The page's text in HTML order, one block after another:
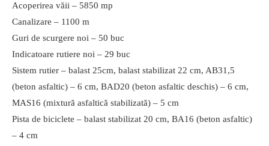
Acoperirea văii – 5850 mp
Canalizare – 1100 m
Guri de scurgere noi – 50 buc
Indicatoare rutiere noi – 29 buc
Sistem rutier – balast 25cm, balast stabilizat 22 cm, AB31,5
(beton asfaltic) – 6 cm, BAD20 (beton asfaltic deschis) – 6 cm,
MAS16 (mixtură asfaltică stabilizată) – 5 cm
Pista de biciclete – balast stabilizat 20 cm, BA16 (beton asfaltic)
– 4 cm